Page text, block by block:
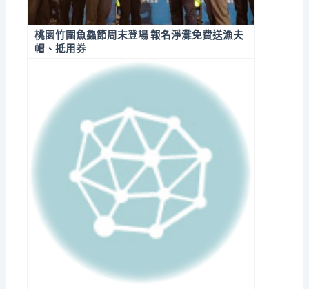
桃園竹圍魚鱻節周末登場 報名淨灘免費送漁夫
帽、抵用券